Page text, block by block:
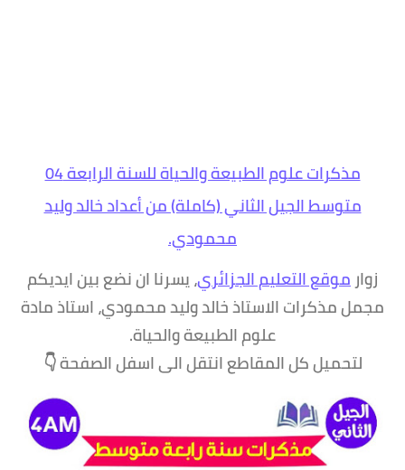
مذكرات علوم الطبيعة والحياة للسنة الرابعة 04
متوسط الجيل الثاني (كاملة) من أعداد خالد وليد
محمودي.
زوارموقع التعليم الجزائري، يسرنا ان نضع بين ايديكم
مجمل مذكرات الاستاذ خالد وليد محمودي، استاذ مادة
علوم الطبيعة والحياة.
لتحميل كل المقاطعانتقل الى اسفل الصفحة 👇